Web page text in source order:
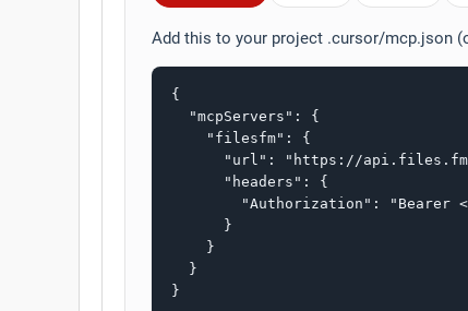
Add this to your project .cursor/mcp.json
{
  "mcpServers": {
    "filesfm": {
"url": "https://
      "headers": {
"Authorization": "Bearer
      }
    }
  }
}